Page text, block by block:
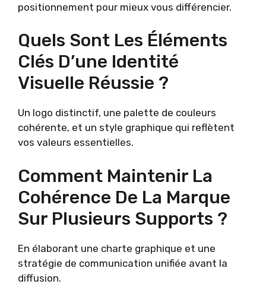
positionnement pour mieux vous différencier.
Quels Sont Les Éléments
Clés D’une Identité
Visuelle Réussie ?
Un logo distinctif, une palette de couleurs
cohérente, et un style graphique qui reflètent
vos valeurs essentielles.
Comment Maintenir La
Cohérence De La Marque
Sur Plusieurs Supports ?
En élaborant une charte graphique et une
stratégie de communication unifiée avant la
diffusion.